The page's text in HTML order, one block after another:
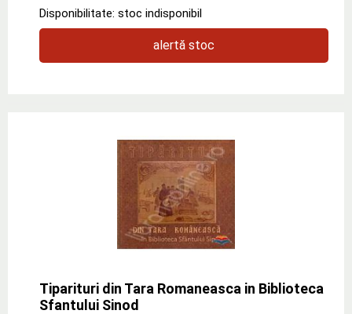
Disponibilitate: stoc indisponibil
alertă stoc
Tiparituri din Tara Romaneasca in Biblioteca
Sfantului Sinod